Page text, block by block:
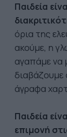
Παιδεία
όρια της
ακούμε, η
αγαπάμε να
διαβάζουμε
άγραφα
Παιδεία
επιμονή